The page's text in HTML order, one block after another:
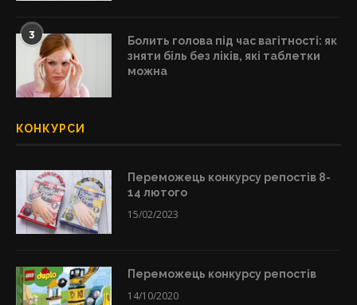
3
Болить голова під час вагітності: як
зняти біль без ліків, які таблетки
можна
КОНКУРСИ
Переможець конкурсу репостів 8-
14 лютого
15/02/2023
Переможець конкурсу репостів
14/10/2020